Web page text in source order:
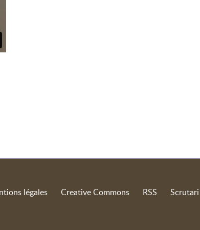
légales Creative Commons RSS Scrutari